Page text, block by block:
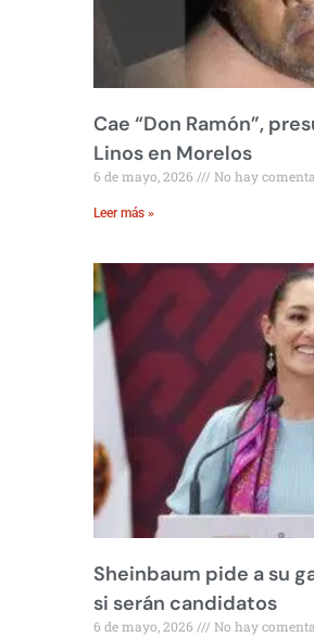
Cae “Don Ramón”,
Linos en Morelos
6 de mayo, 2026 No hay
Leer más »
Sheinbaum pide a su
si serán candidatos
6 de mayo, 2026 No hay